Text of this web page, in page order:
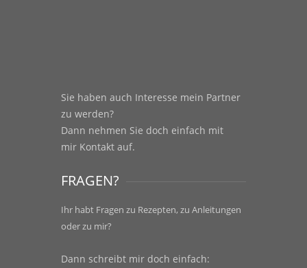
Sie haben auch Interesse mein Partner
zu werden?
Dann nehmen Sie doch einfach mit
mir Kontakt auf.
FRAGEN?
Ihr habt Fragen zu Rezepten, zu Anleitungen
oder zu mir?
Dann schreibt mir doch einfach: